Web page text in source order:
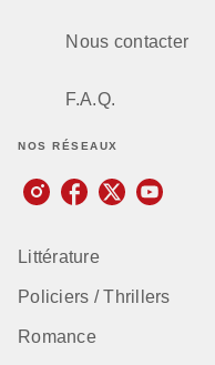
Nous contacter
F.A.Q.
NOS RÉSEAUX
Littérature
Policiers / Thrillers
Romance